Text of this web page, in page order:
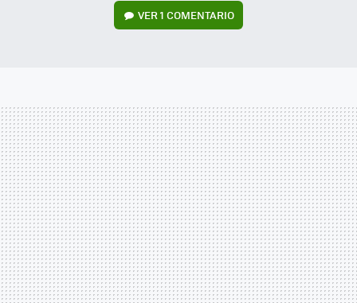
VER1 COMENTARIO